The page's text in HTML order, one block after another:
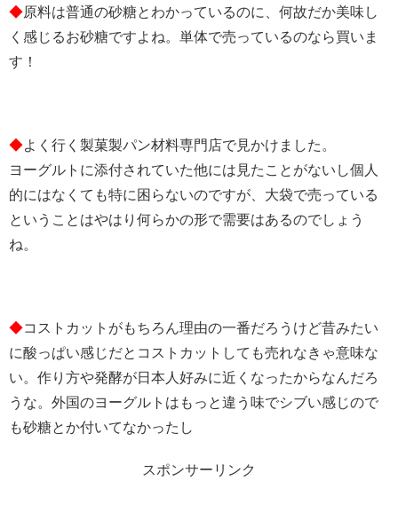
◆原料は普通の砂糖とわかっているのに、何故だか美味し
く感じるお砂糖ですよね。単体で売っているのなら買いま
す！
◆よく行く製菓製パン材料専門店で見かけました。
ヨーグルトに添付されていた他には見たことがないし個人
的にはなくても特に困らないのですが、大袋で売っている
ということはやはり何らかの形で需要はあるのでしょう
ね。
◆コストカットがもちろん理由の一番だろうけど昔みたい
に酸っぱい感じだとコストカットしても売れなきゃ意味な
い。作り方や発酵が日本人好みに近くなったからなんだろ
うな。外国のヨーグルトはもっと違う味でシブい感じので
も砂糖とか付いてなかったし
スポンサーリンク